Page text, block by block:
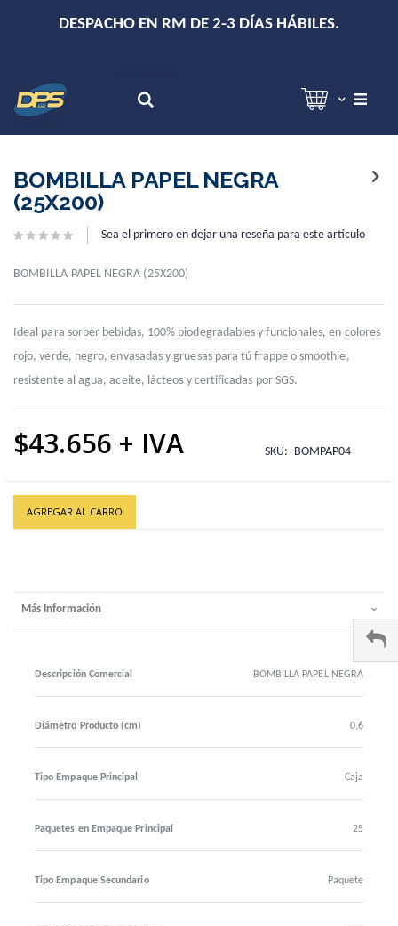
DESPACHO EN RM DE 2-3 DÍAS HÁBILES.
to
the
end
the
gallery
to
the
beginning
the
gallery
BOMBILLA PAPEL NEGRA
(25X200)
Sea el primero en dejar una reseña para este artículo
BOMBILLA PAPEL NEGRA (25X200)
Ideal para sorber bebidas, 100% biodegradables y funcionales, en colores
rojo, verde, negro, envasadas y gruesas para tú frappe o smoothie,
resistente al agua, aceite, lácteos y certificadas por SGS.
$43.656 SKU BOMPAP04
AGREGAR AL CARRO
Más Información
Descripción Comercial BOMBILLA PAPEL NEGRA
Diámetro Producto (cm) 0,6
Tipo Empaque Principal Caja
Paquetes en Empaque Principal 25
Tipo Empaque Secundario Paquete